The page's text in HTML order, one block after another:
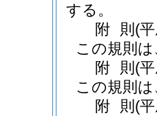
する。
附 則 (
この規則
附 則 (
この規則
附 則 (